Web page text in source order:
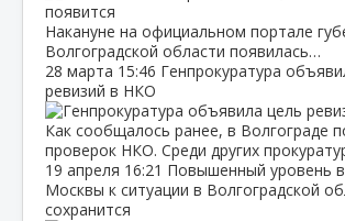
Накануне на официальном портале
Волгоградской области появилась…
28 марта 15:46 Генпрокуратура
ревизий в НКО
Как сообщалось ранее, в Волгограде
проверок НКО. Среди других
19 апреля 16:21 Повышенный уровень
Москвы к ситуации в Волгоградской
сохранится